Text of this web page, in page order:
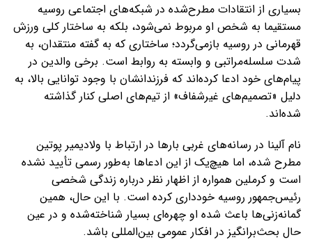
بسیاری از انتقادات مطرح‌شده در شبکه‌های اجتماعی روسیه
مستقیما به شخص او مربوط نمی‌شود، بلکه به ساختار کلی ورزش
قهرمانی در روسیه بازمی‌گردد؛ ساختاری که به گفته منتقدان، به
شدت سلسله‌مراتبی و وابسته به روابط است. برخی والدین در
پیام‌های خود ادعا کرده‌اند که فرزندانشان با وجود توانایی بالا، به
دلیل «تصمیم‌های غیرشفاف» از تیم‌های اصلی کنار گذاشته
شده‌اند.
نام آلینا در رسانه‌های غربی بارها در ارتباط با ولادیمیر پوتین
مطرح شده، اما هیچ‌یک از این ادعاها به‌طور رسمی تأیید نشده
است و کرملین همواره از اظهار نظر درباره زندگی شخصی
رئیس‌جمهور روسیه خودداری کرده است. با این حال، همین
گمانه‌زنی‌ها باعث شده او چهره‌ای بسیار شناخته‌شده و در عین
حال بحث‌برانگیز در افکار عمومی بین‌المللی باشد.